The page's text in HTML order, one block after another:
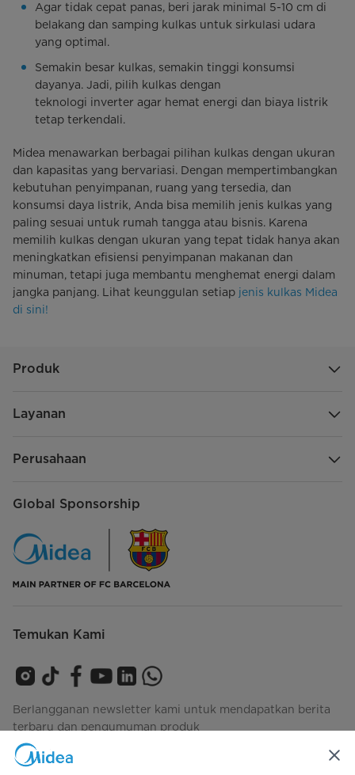
Agar tidak cepat panas, beri jarak minimal 5-10 cm di
belakang dan samping kulkas untuk sirkulasi udara
yang optimal.
Semakin besar kulkas, semakin tinggi konsumsi
dayanya. Jadi, pilih kulkas dengan
teknologi inverter agar hemat energi dan biaya listrik
tetap terkendali.
Midea menawarkan berbagai pilihan kulkas dengan ukuran
dan kapasitas yang bervariasi. Dengan mempertimbangkan
kebutuhan penyimpanan, ruang yang tersedia, dan
konsumsi daya listrik, Anda bisa memilih jenis kulkas yang
paling sesuai untuk rumah tangga atau bisnis. Karena
memilih kulkas dengan ukuran yang tepat tidak hanya akan
meningkatkan efisiensi penyimpanan makanan dan
minuman, tetapi juga membantu menghemat energi dalam
jangka panjang. Lihat keunggulan setiap jenis kulkas Midea
di sini!
Produk
Layanan
Perusahaan
Global Sponsorship
Temukan Kami
Berlangganan newsletter kami untuk mendapatkan berita
terbaru dan pengumuman produk